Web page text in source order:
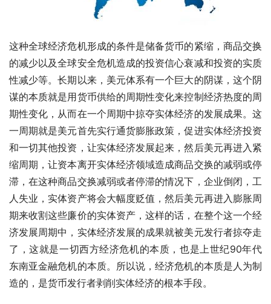
这种全球经济危机形成的条件是储备货币的紧缩，商品交换
的减少以及全球安全危机造成的投资信心衰减和投资的实质
性减少等。长期以来，美元体系有一个巨大的阴谋，这个阴
谋的本质就是用货币供给的周期性变化来控制经济热度的周
期性变化，从而在一个周期中掠夺实体经济的发展成果。这
一周期就是美元首先实行通货膨胀政策，促进实体经济投资
和一切其他投资，让实体经济发展起来，然后美元再进入紧
缩周期，让资本离开实体经济领域造成商品交换的减弱或停
滞，在这种商品交换减弱或者停滞的情况下，企业倒闭，工
人失业，实体资产将会大幅度贬值，然后美元再进入膨胀周
期来收割这些廉价的实体资产，这样的话，在整个这一个经
济发展周期中，实体经济发展的成果就被美元发行者掠夺走
了，这就是一切西方经济危机的本质，也是上世纪90年代
东南亚金融危机的本质。所以说，经济危机的本质是人为制
造的，是货币发行者剥削实体经济的根本手段。